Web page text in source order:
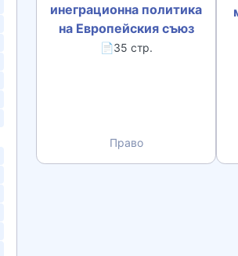
инеграционна политика
на Европейския съюз
📄35 стр.
Право